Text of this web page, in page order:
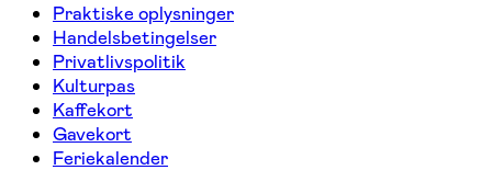
Praktiske oplysninger
Handelsbetingelser
Privatlivspolitik
Kulturpas
Kaffekort
Gavekort
Feriekalender